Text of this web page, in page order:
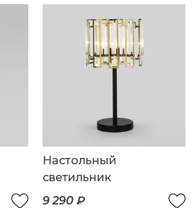
Настольный
светильник
9 290 ₽